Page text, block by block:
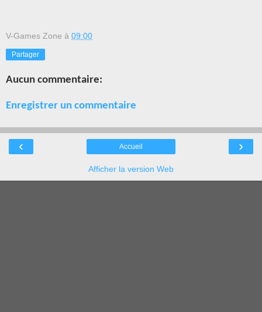
V-Games Zone à 09:00
Partager
Aucun commentaire:
Enregistrer un commentaire
‹ ›
Accueil
Afficher la version Web